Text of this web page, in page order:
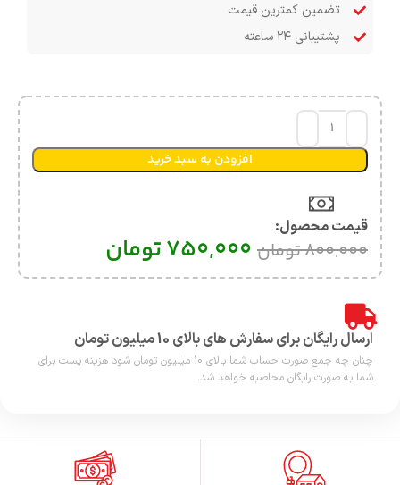
تضمین کمترین قیمت
پشتیبانی ۲۴ ساعته
افزودن به سبد خرید
قیمت محصول:​
800,000تومان 750,000تومان
ارسال رایگان برای سفارش های بالای 10 میلیون تومان
چنان چه جمع صورت حساب شما بالای 10 میلیون تومان شود هزینه پست برای
شما به صورت رایگان محاصبه خواهد شد.